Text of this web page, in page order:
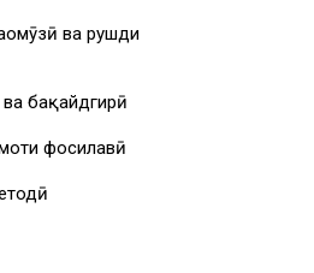
ва рушди
бақайдгирӣ
фосилавӣ